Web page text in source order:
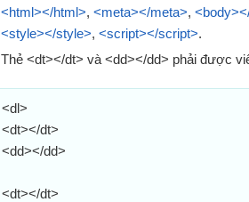
<html></html>, <meta></meta>,
<style></style>, <script></script>.
Thẻ <dt></dt> và <dd></dd> phải được
<dl>
<dt></dt>
<dd></dd>
<dt></dt>